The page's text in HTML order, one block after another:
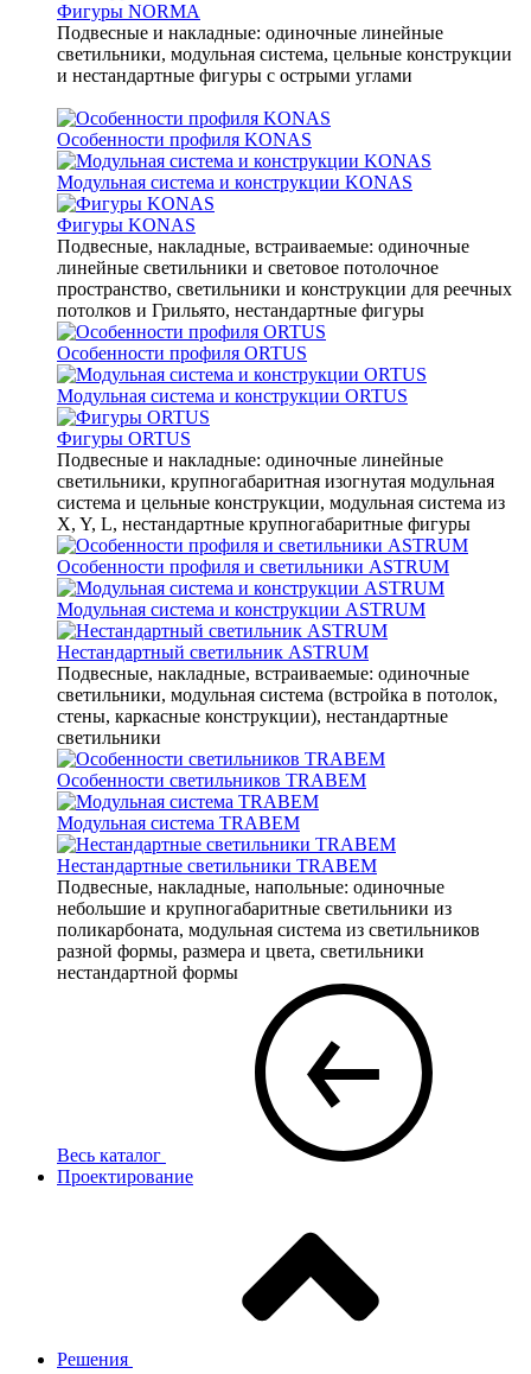
Фигуры NORMA
Подвесные и накладные: одиночные линейные
светильники, модульная система, цельные конструкции
и нестандартные фигуры с острыми углами
Особенности профиля KONAS
Модульная система и конструкции KONAS
Фигуры KONAS
Подвесные, накладные, встраиваемые: одиночные
линейные светильники и световое потолочное
пространство, светильники и конструкции для реечных
потолков и Грильято, нестандартные фигуры
Особенности профиля ORTUS
Модульная система и конструкции ORTUS
Фигуры ORTUS
Подвесные и накладные: одиночные линейные
светильники, крупногабаритная изогнутая модульная
система и цельные конструкции, модульная система из
X, Y, L, нестандартные крупногабаритные фигуры
Особенности профиля и светильники ASTRUM
Модульная система и конструкции ASTRUM
Нестандартный светильник ASTRUM
Подвесные, накладные, встраиваемые: одиночные
светильники, модульная система (встройка в потолок,
стены, каркасные конструкции), нестандартные
светильники
Особенности светильников TRABEM
Модульная система TRABEM
Нестандартные светильники TRABEM
Подвесные, накладные, напольные: одиночные
небольшие и крупногабаритные светильники из
поликарбоната, модульная система из светильников
разной формы, размера и цвета, светильники
нестандартной формы
Весь каталог
Проектирование
Решения